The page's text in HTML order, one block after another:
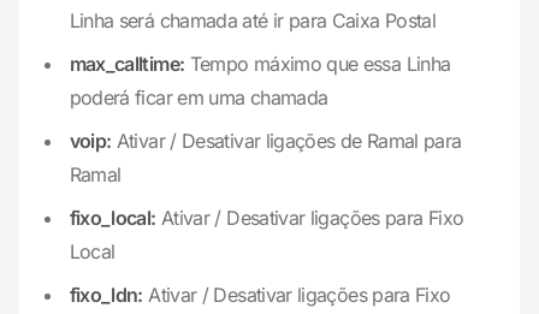
Linha será chamada até ir para Caixa Postal
max_calltime: Tempo máximo que essa Linha
poderá ficar em uma chamada
voip: Ativar / Desativar ligações de Ramal para
Ramal
fixo_local: Ativar / Desativar ligações para Fixo
Local
fixo_ldn: Ativar / Desativar ligações para Fixo